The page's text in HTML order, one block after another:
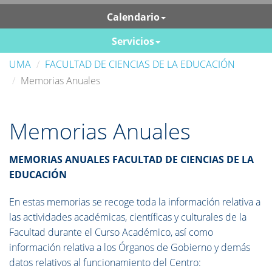
Calendario
Servicios
UMA
FACULTAD DE CIENCIAS DE LA EDUCACIÓN
Memorias Anuales
Memorias Anuales
MEMORIAS ANUALES FACULTAD DE CIENCIAS DE LA
EDUCACIÓN
En estas memorias se recoge toda la información relativa a
las actividades académicas, científicas y culturales de la
Facultad durante el Curso Académico, así como
información relativa a los Órganos de Gobierno y demás
datos relativos al funcionamiento del Centro: